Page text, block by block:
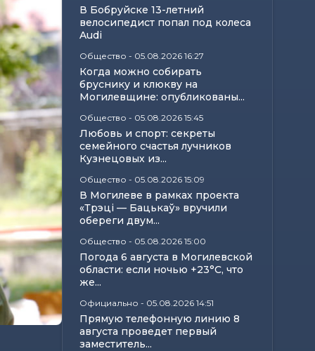
В Бобруйске 13-летний
велосипедист попал под колеса
Audi
Общество - 05.08.2026 16:27
Когда можно собирать
бруснику и клюкву на
Могилевщине: опубликованы...
Общество - 05.08.2026 15:45
Любовь и спорт: секреты
семейного счастья лучников
Кузнецовых из...
Общество - 05.08.2026 15:09
В Могилеве в рамках проекта
«Трэці — Бацькаў» вручили
обереги двум...
Общество - 05.08.2026 15:00
Погода 6 августа в Могилевской
области: если ночью +23°С, что
же...
Официально - 05.08.2026 14:51
Прямую телефонную линию 8
августа проведет первый
заместитель...